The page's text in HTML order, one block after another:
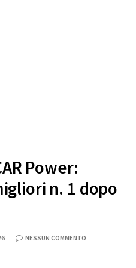
Power:
n. 1 dopo
NESSUN COMMENTO